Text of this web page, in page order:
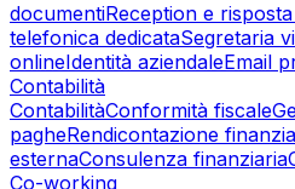
documentiReception e
telefonica dedicataSegretaria
onlineIdentità aziendaleEmail
Contabilità
ContabilitàConformità fiscale
pagheRendicontazione
esternaConsulenza finanziaria
Co-working